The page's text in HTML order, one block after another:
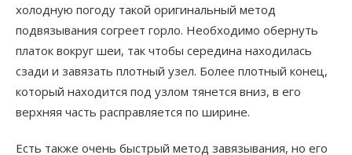
холодную погоду такой оригинальный метод
подвязывания согреет горло. Необходимо обернуть
платок вокруг шеи, так чтобы середина находилась
сзади и завязать плотный узел. Более плотный конец,
который находится под узлом тянется вниз, в его
верхняя часть расправляется по ширине.
Есть также очень быстрый метод завязывания, но его